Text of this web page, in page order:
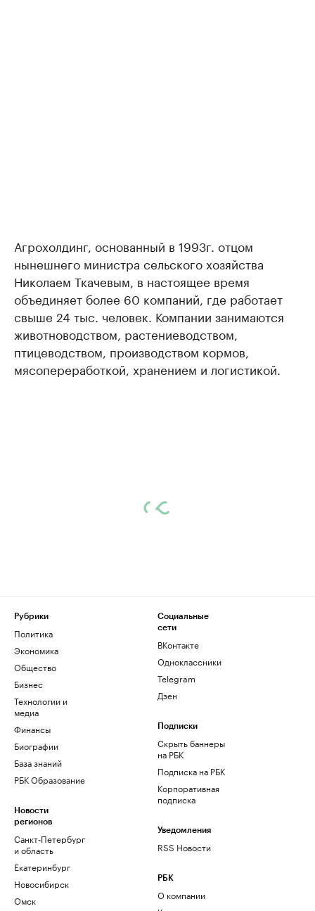
Агрохолдинг, основанный в 1993г. отцом
нынешнего министра сельского хозяйства
Николаем Ткачевым, в настоящее время
объединяет более 60 компаний, где работает
свыше 24 тыс. человек. Компании занимаются
животноводством, растениеводством,
птицеводством, производством кормов,
мясопереработкой, хранением и логистикой.
Рубрики
Политика
Экономика
Общество
Бизнес
Технологии и
медиа
Финансы
Биографии
База знаний
РБК Образование
Новости
регионов
Санкт-Петербург
и область
Екатеринбург
Новосибирск
Омск
Социальные
сети
ВКонтакте
Одноклассники
Telegram
Дзен
Подписки
Скрыть баннеры
на РБК
Подписка на РБК
Корпоративная
подписка
Уведомления
RSS Новости
РБК
О компании